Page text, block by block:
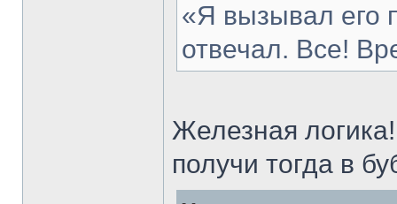
«Я вызывал его
отвечал. Все!
Железная
получи тогда в